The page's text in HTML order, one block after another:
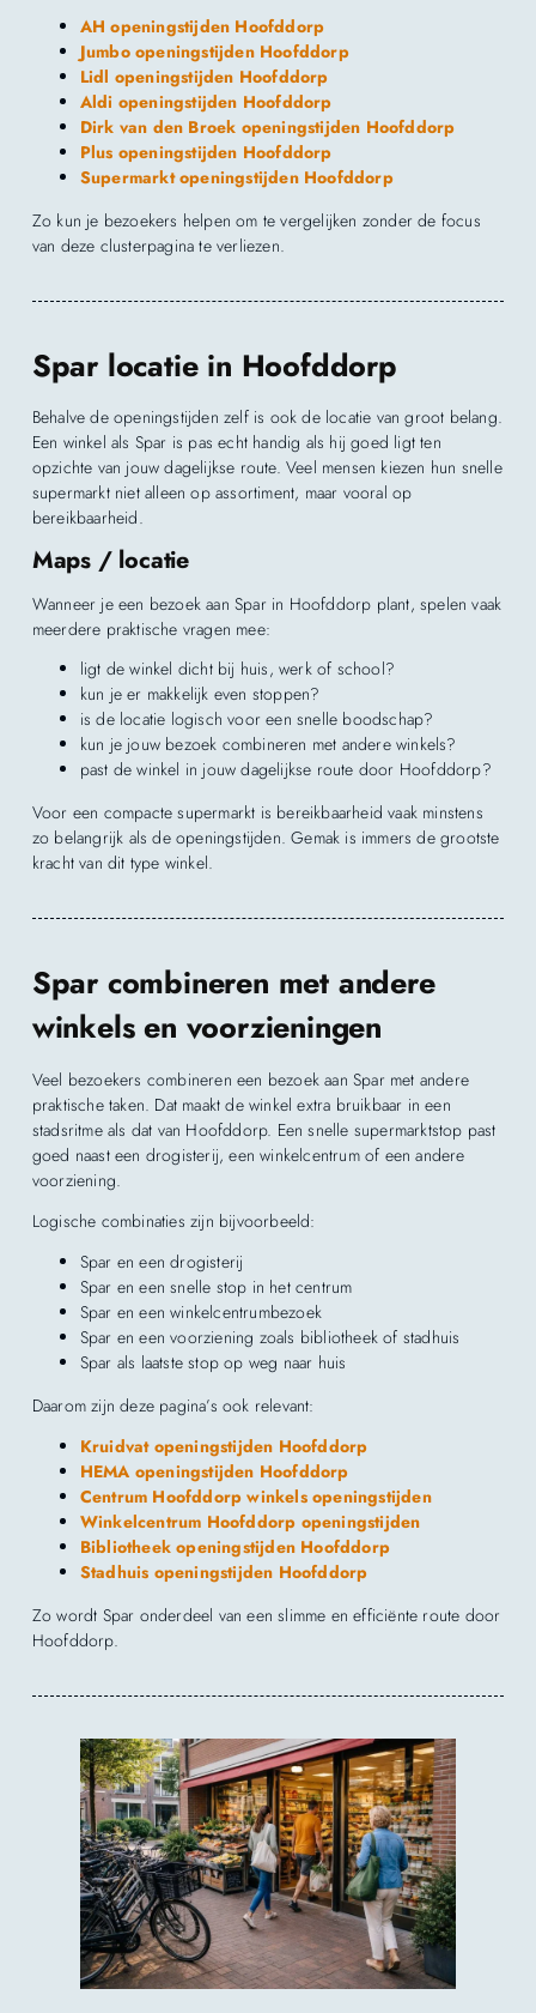
AH openingstijden Hoofddorp
Jumbo openingstijden Hoofddorp
Lidl openingstijden Hoofddorp
Aldi openingstijden Hoofddorp
Dirk van den Broek openingstijden Hoofddorp
Plus openingstijden Hoofddorp
Supermarkt openingstijden Hoofddorp
Zo kun je bezoekers helpen om te vergelijken zonder de focus
van deze clusterpagina te verliezen.
Spar locatie in Hoofddorp
Behalve de openingstijden zelf is ook de locatie van groot belang.
Een winkel als Spar is pas echt handig als hij goed ligt ten
opzichte van jouw dagelijkse route. Veel mensen kiezen hun snelle
supermarkt niet alleen op assortiment, maar vooral op
bereikbaarheid.
Maps / locatie
Wanneer je een bezoek aan Spar in Hoofddorp plant, spelen vaak
meerdere praktische vragen mee:
ligt de winkel dicht bij huis, werk of school?
kun je er makkelijk even stoppen?
is de locatie logisch voor een snelle boodschap?
kun je jouw bezoek combineren met andere winkels?
past de winkel in jouw dagelijkse route door Hoofddorp?
Voor een compacte supermarkt is bereikbaarheid vaak minstens
zo belangrijk als de openingstijden. Gemak is immers de grootste
kracht van dit type winkel.
Spar combineren met andere
winkels en voorzieningen
Veel bezoekers combineren een bezoek aan Spar met andere
praktische taken. Dat maakt de winkel extra bruikbaar in een
stadsritme als dat van Hoofddorp. Een snelle supermarktstop past
goed naast een drogisterij, een winkelcentrum of een andere
voorziening.
Logische combinaties zijn bijvoorbeeld:
Spar en een drogisterij
Spar en een snelle stop in het centrum
Spar en een winkelcentrumbezoek
Spar en een voorziening zoals bibliotheek of stadhuis
Spar als laatste stop op weg naar huis
Daarom zijn deze pagina’s ook relevant:
Kruidvat openingstijden Hoofddorp
HEMA openingstijden Hoofddorp
Centrum Hoofddorp winkels openingstijden
Winkelcentrum Hoofddorp openingstijden
Bibliotheek openingstijden Hoofddorp
Stadhuis openingstijden Hoofddorp
Zo wordt Spar onderdeel van een slimme en efficiënte route door
Hoofddorp.